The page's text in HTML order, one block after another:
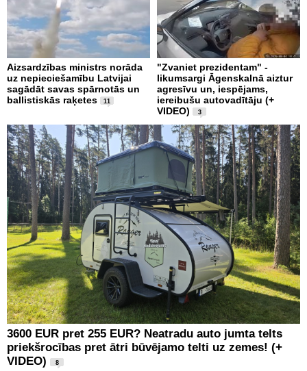
Aizsardzības ministrs norāda
uz nepieciešamību Latvijai
sagādāt savas spārnotās un
ballistiskās raķetes
11
"Zvaniet prezidentam" -
likumsargi Āgenskalnā aiztur
agresīvu un, iespējams,
iereibušu autovadītāju (+
VIDEO)
3
3600 EUR pret 255 EUR? Neatradu auto jumta telts
priekšrocības pret ātri būvējamo telti uz zemes! (+
VIDEO)
8